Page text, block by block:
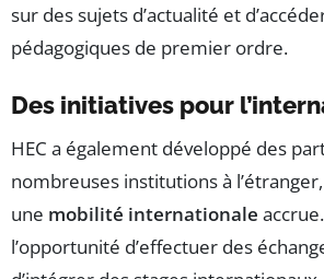
sur des sujets d’actualité et
pédagogiques de premier ordre.
Des initiatives pour
HEC a également développé des
nombreuses institutions à
une mobilité internationale
l’opportunité d’effectuer des